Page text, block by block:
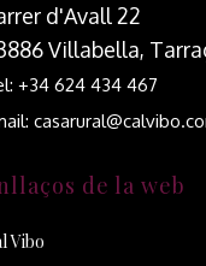
d'Avall 22
Villabella,
+34 624 434 467
de la web
Vibo